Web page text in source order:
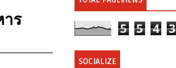
ร
5 5 4 3
SOCIALIZE